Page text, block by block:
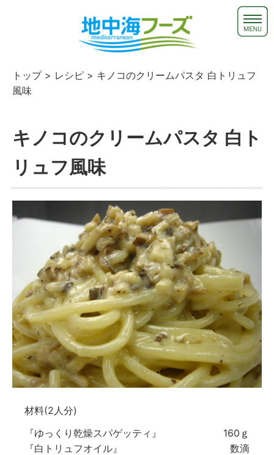
トップ> レシピ > キノコのクリームパスタ 白トリュフ
風味
キノコのクリームパスタ 白ト
リュフ風味
材料(2人分)
『ゆっくり乾燥スパゲッティ』
160ｇ
『白トリュフオイル』
数滴